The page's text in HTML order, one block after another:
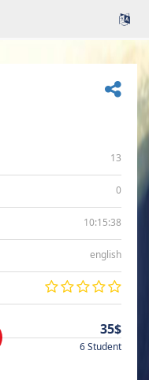
13
0
10:15:38
english
35$
6 Student